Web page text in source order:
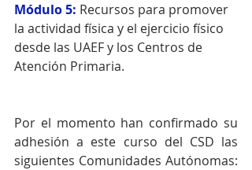
Módulo 5: Recursos para promover
la actividad física y el ejercicio físico
desde las UAEF y los Centros de
Atención Primaria.
Por el momento han confirmado su
adhesión a este curso del CSD las